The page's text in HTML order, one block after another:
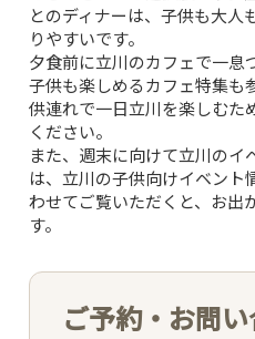
JP EN
とのディナーは、子供も大
りやすいです。
夕食前に立川のカフェで一息
子供も楽しめるカフェ特集も
供連れで一日立川を楽しむた
ください。
また、週末に向けて立川の
は、 立川の子供向けイベント
わせてご覧いただくと、お出
す。
ご予約・お問